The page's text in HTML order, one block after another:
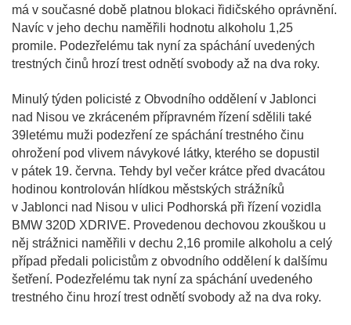
má v současné době platnou blokaci řidičského oprávnění.
Navíc v jeho dechu naměřili hodnotu alkoholu 1,25
promile. Podezřelému tak nyní za spáchání uvedených
trestných činů hrozí trest odnětí svobody až na dva roky.
Minulý týden policisté z Obvodního oddělení v Jablonci
nad Nisou ve zkráceném přípravném řízení sdělili také
39letému muži podezření ze spáchání trestného činu
ohrožení pod vlivem návykové látky, kterého se dopustil
v pátek 19. června. Tehdy byl večer krátce před dvacátou
hodinou kontrolován hlídkou městských strážníků
v Jablonci nad Nisou v ulici Podhorská při řízení vozidla
BMW 320D XDRIVE. Provedenou dechovou zkouškou u
něj strážnici naměřili v dechu 2,16 promile alkoholu a celý
případ předali policistům z obvodního oddělení k dalšímu
šetření. Podezřelému tak nyní za spáchání uvedeného
trestného činu hrozí trest odnětí svobody až na dva roky.